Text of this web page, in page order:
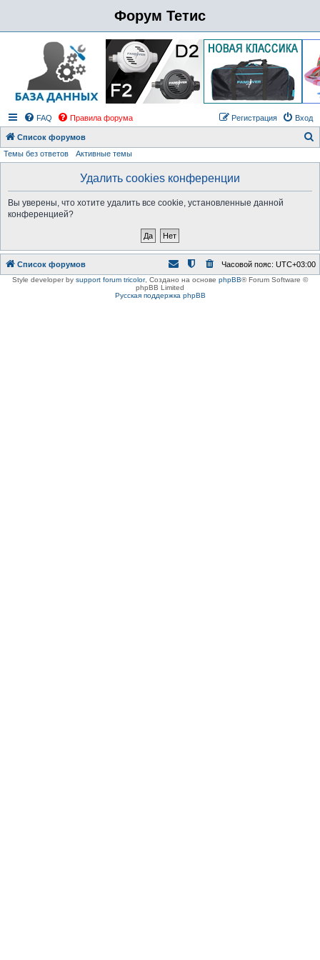
Форум Тетис
FAQ Правила форума Вход
Регистрация
Список форумов
Темы без ответов Активные темы
Удалить cookies конференции
Вы уверены, что хотите удалить все cookie, установленные данной
конференцией?
Список форумов Часовой пояс: UTC+03:00
Style developer by support forum tricolor, Создано на основе phpBB® Forum Software ©
phpBB Limited
Русская поддержка phpBB